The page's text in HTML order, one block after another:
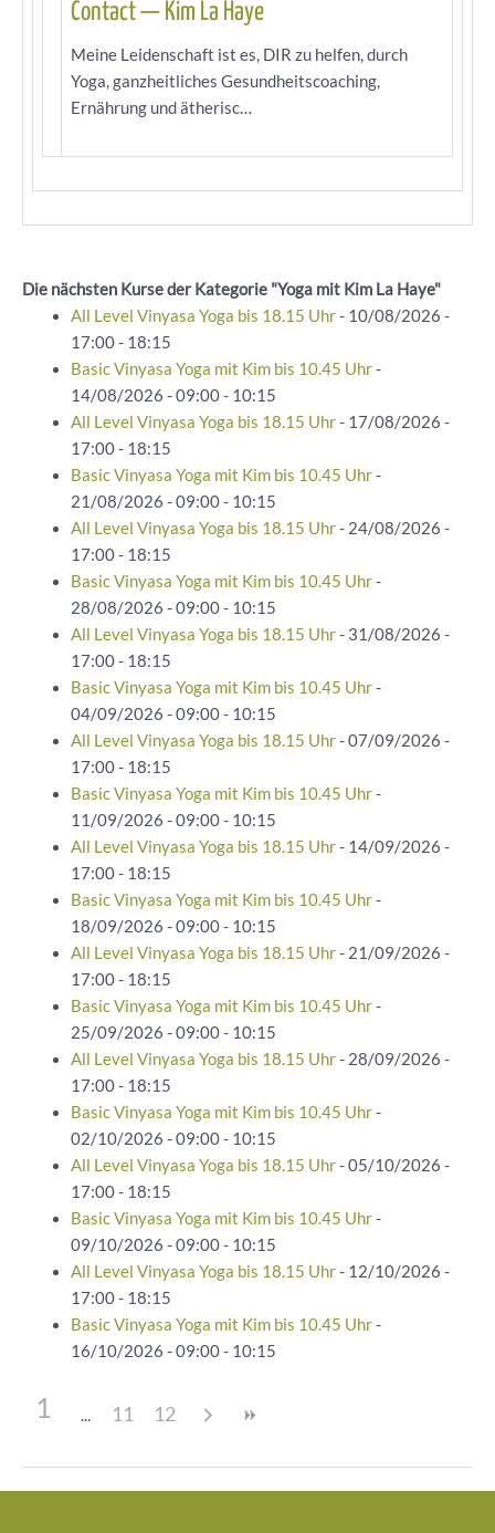
Contact — Kim La Haye
Meine Leidenschaft ist es, DIR zu helfen, durch
Yoga, ganzheitliches Gesundheitscoaching,
Ernährung und ätherisc…
Die nächsten Kurse der Kategorie "Yoga mit Kim La Haye"
All Level Vinyasa Yoga bis 18.15 Uhr- 10/08/2026 -
17:00 - 18:15
Basic Vinyasa Yoga mit Kim bis 10.45 Uhr-
14/08/2026 - 09:00 - 10:15
All Level Vinyasa Yoga bis 18.15 Uhr- 17/08/2026 -
17:00 - 18:15
Basic Vinyasa Yoga mit Kim bis 10.45 Uhr-
21/08/2026 - 09:00 - 10:15
All Level Vinyasa Yoga bis 18.15 Uhr- 24/08/2026 -
17:00 - 18:15
Basic Vinyasa Yoga mit Kim bis 10.45 Uhr-
28/08/2026 - 09:00 - 10:15
All Level Vinyasa Yoga bis 18.15 Uhr- 31/08/2026 -
17:00 - 18:15
Basic Vinyasa Yoga mit Kim bis 10.45 Uhr-
04/09/2026 - 09:00 - 10:15
All Level Vinyasa Yoga bis 18.15 Uhr- 07/09/2026 -
17:00 - 18:15
Basic Vinyasa Yoga mit Kim bis 10.45 Uhr-
11/09/2026 - 09:00 - 10:15
All Level Vinyasa Yoga bis 18.15 Uhr- 14/09/2026 -
17:00 - 18:15
Basic Vinyasa Yoga mit Kim bis 10.45 Uhr-
18/09/2026 - 09:00 - 10:15
All Level Vinyasa Yoga bis 18.15 Uhr- 21/09/2026 -
17:00 - 18:15
Basic Vinyasa Yoga mit Kim bis 10.45 Uhr-
25/09/2026 - 09:00 - 10:15
All Level Vinyasa Yoga bis 18.15 Uhr- 28/09/2026 -
17:00 - 18:15
Basic Vinyasa Yoga mit Kim bis 10.45 Uhr-
02/10/2026 - 09:00 - 10:15
All Level Vinyasa Yoga bis 18.15 Uhr- 05/10/2026 -
17:00 - 18:15
Basic Vinyasa Yoga mit Kim bis 10.45 Uhr-
09/10/2026 - 09:00 - 10:15
All Level Vinyasa Yoga bis 18.15 Uhr- 12/10/2026 -
17:00 - 18:15
Basic Vinyasa Yoga mit Kim bis 10.45 Uhr-
16/10/2026 - 09:00 - 10:15
1 11 12